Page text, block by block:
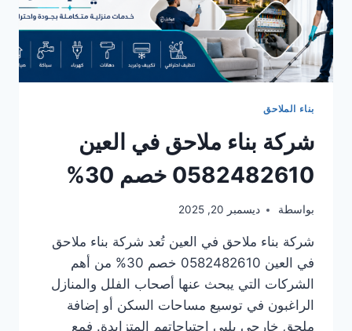
بناء الملاحق
شركة بناء ملاحق في العين
0582482610 خصم 30%
بواسطة ديسمبر 20, 2025
شركة بناء ملاحق في العين تُعد شركة بناء ملاحق
في العين 0582482610 خصم 30% من أهم
الشركات التي يبحث عنها أصحاب الفلل والمنازل
الراغبون في توسيع مساحات السكن أو إضافة
ملحق خارجي يلبي احتياجاتهم المتزايدة. فمع